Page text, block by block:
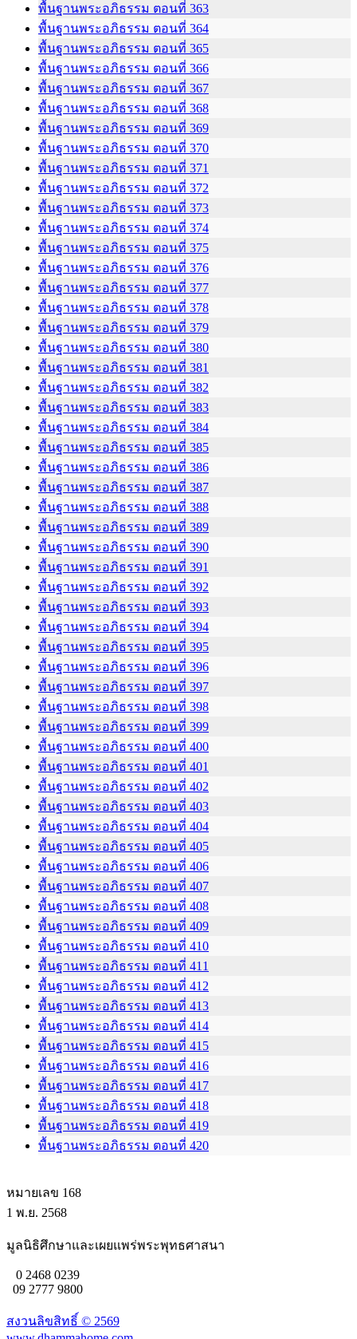
พื้นฐานพระอภิธรรม ตอนที่ 363
พื้นฐานพระอภิธรรม ตอนที่ 364
พื้นฐานพระอภิธรรม ตอนที่ 365
พื้นฐานพระอภิธรรม ตอนที่ 366
พื้นฐานพระอภิธรรม ตอนที่ 367
พื้นฐานพระอภิธรรม ตอนที่ 368
พื้นฐานพระอภิธรรม ตอนที่ 369
พื้นฐานพระอภิธรรม ตอนที่ 370
พื้นฐานพระอภิธรรม ตอนที่ 371
พื้นฐานพระอภิธรรม ตอนที่ 372
พื้นฐานพระอภิธรรม ตอนที่ 373
พื้นฐานพระอภิธรรม ตอนที่ 374
พื้นฐานพระอภิธรรม ตอนที่ 375
พื้นฐานพระอภิธรรม ตอนที่ 376
พื้นฐานพระอภิธรรม ตอนที่ 377
พื้นฐานพระอภิธรรม ตอนที่ 378
พื้นฐานพระอภิธรรม ตอนที่ 379
พื้นฐานพระอภิธรรม ตอนที่ 380
พื้นฐานพระอภิธรรม ตอนที่ 381
พื้นฐานพระอภิธรรม ตอนที่ 382
พื้นฐานพระอภิธรรม ตอนที่ 383
พื้นฐานพระอภิธรรม ตอนที่ 384
พื้นฐานพระอภิธรรม ตอนที่ 385
พื้นฐานพระอภิธรรม ตอนที่ 386
พื้นฐานพระอภิธรรม ตอนที่ 387
พื้นฐานพระอภิธรรม ตอนที่ 388
พื้นฐานพระอภิธรรม ตอนที่ 389
พื้นฐานพระอภิธรรม ตอนที่ 390
พื้นฐานพระอภิธรรม ตอนที่ 391
พื้นฐานพระอภิธรรม ตอนที่ 392
พื้นฐานพระอภิธรรม ตอนที่ 393
พื้นฐานพระอภิธรรม ตอนที่ 394
พื้นฐานพระอภิธรรม ตอนที่ 395
พื้นฐานพระอภิธรรม ตอนที่ 396
พื้นฐานพระอภิธรรม ตอนที่ 397
พื้นฐานพระอภิธรรม ตอนที่ 398
พื้นฐานพระอภิธรรม ตอนที่ 399
พื้นฐานพระอภิธรรม ตอนที่ 400
พื้นฐานพระอภิธรรม ตอนที่ 401
พื้นฐานพระอภิธรรม ตอนที่ 402
พื้นฐานพระอภิธรรม ตอนที่ 403
พื้นฐานพระอภิธรรม ตอนที่ 404
พื้นฐานพระอภิธรรม ตอนที่ 405
พื้นฐานพระอภิธรรม ตอนที่ 406
พื้นฐานพระอภิธรรม ตอนที่ 407
พื้นฐานพระอภิธรรม ตอนที่ 408
พื้นฐานพระอภิธรรม ตอนที่ 409
พื้นฐานพระอภิธรรม ตอนที่ 410
พื้นฐานพระอภิธรรม ตอนที่ 411
พื้นฐานพระอภิธรรม ตอนที่ 412
พื้นฐานพระอภิธรรม ตอนที่ 413
พื้นฐานพระอภิธรรม ตอนที่ 414
พื้นฐานพระอภิธรรม ตอนที่ 415
พื้นฐานพระอภิธรรม ตอนที่ 416
พื้นฐานพระอภิธรรม ตอนที่ 417
พื้นฐานพระอภิธรรม ตอนที่ 418
พื้นฐานพระอภิธรรม ตอนที่ 419
พื้นฐานพระอภิธรรม ตอนที่ 420
หมายเลข 168
1 พ.ย. 2568
มูลนิธิศึกษาและเผยแพร่พระพุทธศาสนา
0 2468 0239
09 2777 9800
สงวนลิขสิทธิ์ © 2569